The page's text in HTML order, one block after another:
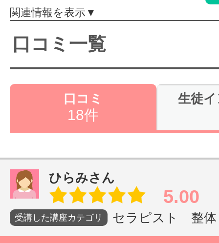
特集をみる
グッドスク
サイトマッ
関連情報を表示▼
口コミ一覧
口コミ
18件
生徒
ひらみさん
5.00
受講した講座カテゴリ セラピスト 整